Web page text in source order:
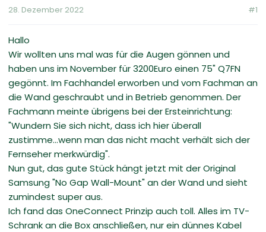
e
t
28. Dezember 2022 #1
Hallo
Wir wollten uns mal was für die Augen gönnen und
haben uns im November für 3200Euro einen 75" Q7FN
gegönnt. Im Fachhandel erworben und vom Fachman an
die Wand geschraubt und in Betrieb genommen. Der
Fachmann meinte übrigens bei der Ersteinrichtung:
"Wundern Sie sich nicht, dass ich hier überall
zustimme...wenn man das nicht macht verhält sich der
Fernseher merkwürdig".
Nun gut, das gute Stück hängt jetzt mit der Original
Samsung "No Gap Wall-Mount" an der Wand und sieht
zumindest super aus.
Ich fand das OneConnect Prinzip auch toll. Alles im TV-
Schrank an die Box anschließen, nur ein dünnes Kabel